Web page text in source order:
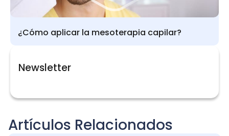
¿Cómo aplicar la mesoterapia capilar?
Newsletter
Artículos Relacionados